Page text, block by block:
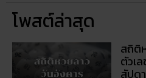
โพสต์ล่าสุด
สถิติ
ตัวเ
สัปด